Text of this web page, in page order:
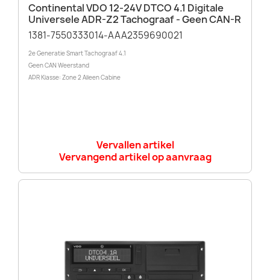
Continental VDO 12-24V DTCO 4.1 Digitale
Universele ADR-Z2 Tachograaf - Geen CAN-R
1381-7550333014-AAA2359690021
2e Generatie Smart Tachograaf 4.1
Geen CAN Weerstand
ADR Klasse: Zone 2 Alleen Cabine
Vervallen artikel
Vervangend artikel op aanvraag